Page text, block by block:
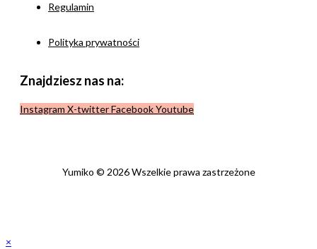
Regulamin
Polityka prywatności
Znajdziesz nas na:
Instagram X-twitterFacebookYoutube
Yumiko © 2026 Wszelkie prawa zastrzeżone
×